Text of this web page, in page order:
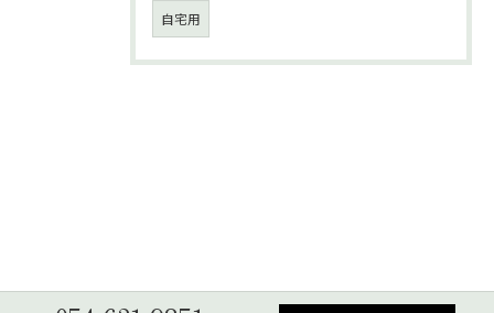
自宅用